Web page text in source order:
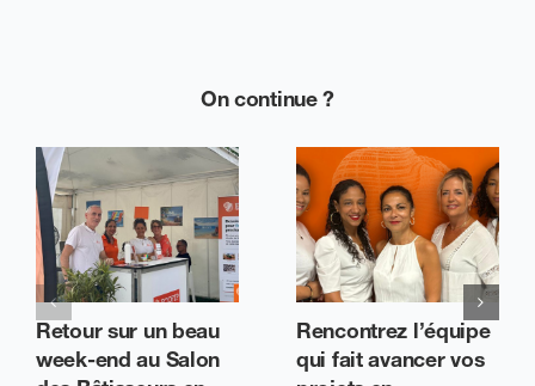
On continue ?
Retour sur un beau
week-end au Salon
Rencontrez l’équipe
qui fait avancer vos